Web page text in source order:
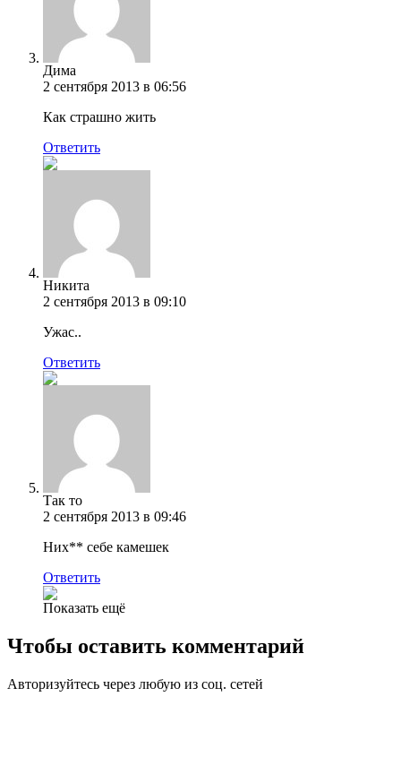
Дима
2 сентября 2013 в 06:56
Как страшно жить
Ответить
Никита
2 сентября 2013 в 09:10
Ужас..
Ответить
Так то
2 сентября 2013 в 09:46
Них** себе камешек
Ответить
Показать ещё
Чтобы оставить комментарий
Авторизуйтесь через любую из соц. сетей